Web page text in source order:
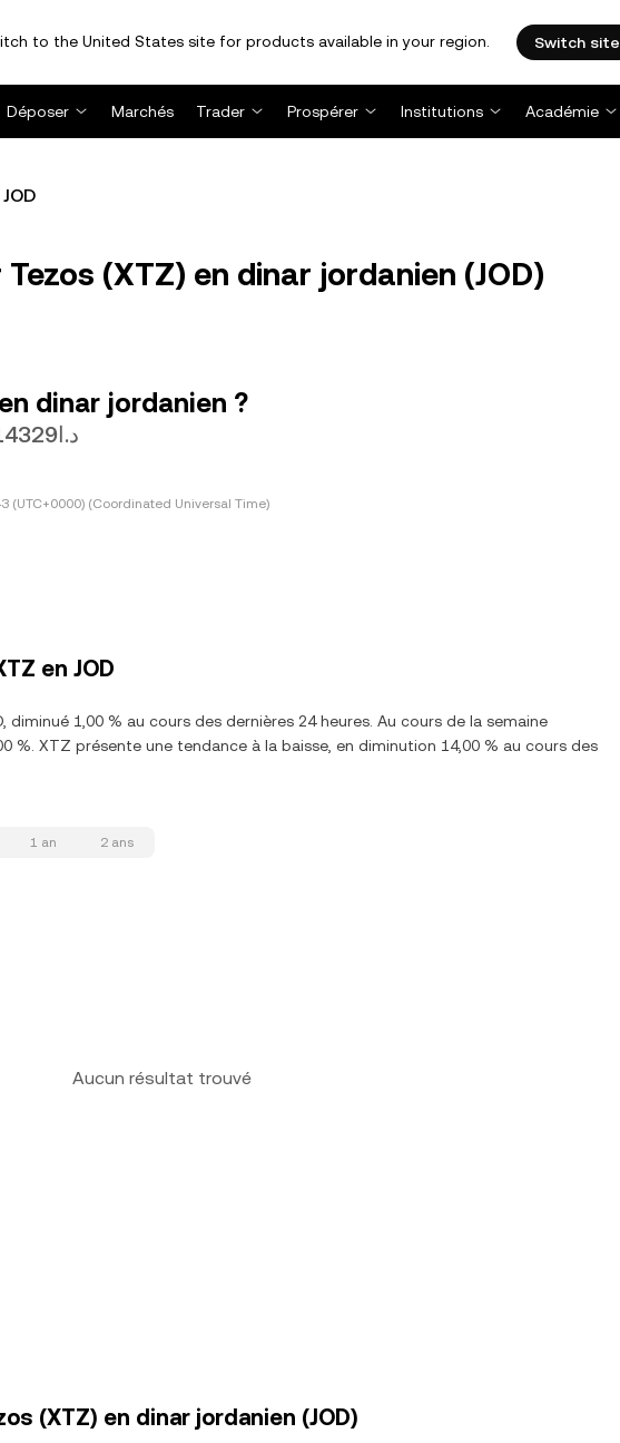
to the United States site for products available in your region. Switch site
Déposer Marchés Trader Prospérer Institutions Académie
(XTZ) en dinar jordanien (JOD)
dinar jordanien ?
1 XTZ vaut actuellement د.ا0,14329
(UTC+0000) (Coordinated Universal Time)
en JOD
diminué 1,00 % au cours des dernières 24 heures. Au cours de la semaine
%. XTZ présente une tendance à la baisse, en diminution 14,00 % au cours des
1 an 2 ans
Aucun résultat trouvé
(XTZ) en dinar jordanien (JOD)